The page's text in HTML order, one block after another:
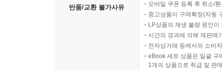
반품/교환 불가사유
모바일 쿠폰 등록 후 취소/
중고상품이 구매확정(자동
LP상품의 재생 불량 원인
시간의 경과에 의해 재판매
전자상거래 등에서의 소비
eBook 세트 상품은 일괄 구
1개의 상품으로 취급 및 판